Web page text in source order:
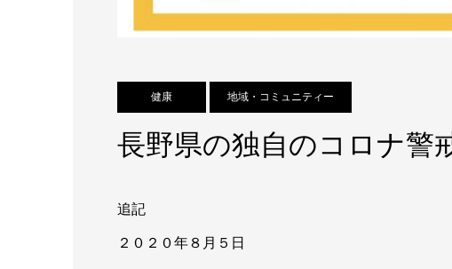
健康 地域・コミュニティー
長野県の独自のコロナ警
追記
２０２０年８月５日